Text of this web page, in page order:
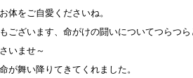
体をご自愛くださいね。
ございます、命がけの闘いについてつらつら
いませ～
が舞い降りてきてくれました。